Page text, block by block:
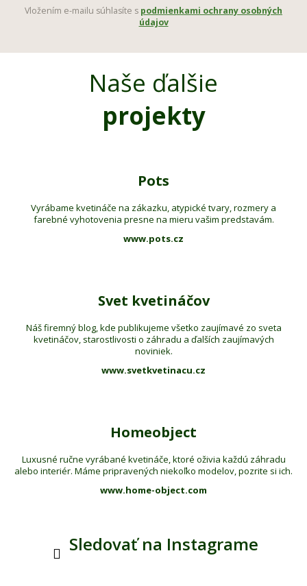
Vložením e-mailu súhlasíte s podmienkami ochrany osobných
údajov
Naše ďalšie
projekty
Pots
Vyrábame kvetináče na zákazku, atypické tvary, rozmery a
farebné vyhotovenia presne na mieru vašim predstavám.
www.pots.cz
Svet kvetináčov
Náš firemný blog, kde publikujeme všetko zaujímavé zo sveta
kvetináčov, starostlivosti o záhradu a ďalších zaujímavých
noviniek.
www.svetkvetinacu.cz
Homeobject
Luxusné ručne vyrábané kvetináče, ktoré oživia každú záhradu
alebo interiér. Máme pripravených niekoľko modelov, pozrite si ich.
www.home-object.com
Sledovať na Instagrame